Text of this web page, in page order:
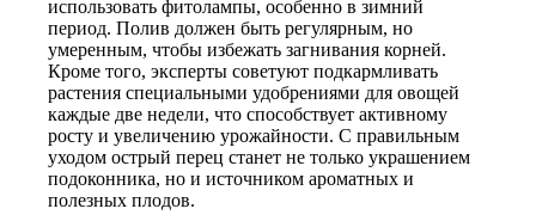
использовать фитолампы, особенно в зимний
период. Полив должен быть регулярным, но
умеренным, чтобы избежать загнивания корней.
Кроме того, эксперты советуют подкармливать
растения специальными удобрениями для овощей
каждые две недели, что способствует активному
росту и увеличению урожайности. С правильным
уходом острый перец станет не только украшением
подоконника, но и источником ароматных и
полезных плодов.